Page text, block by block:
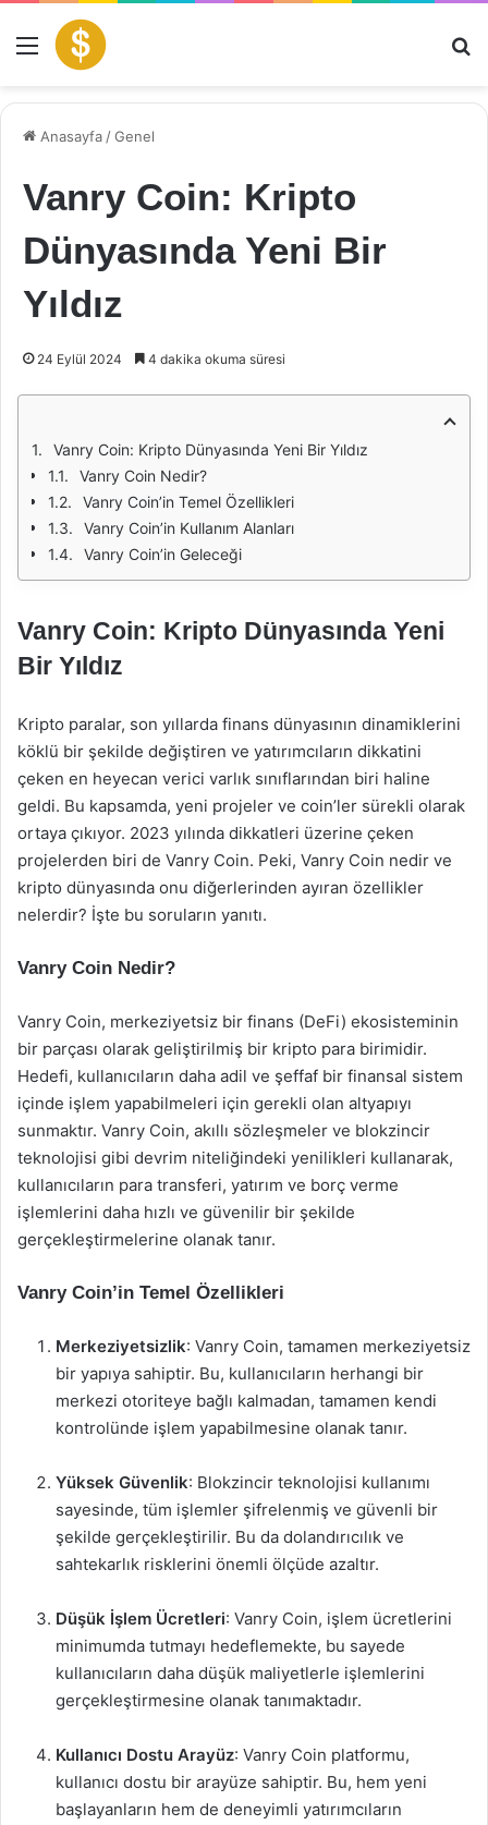
Menü
Anasayfa /Genel
Vanry Coin: Kripto
Dünyasında Yeni Bir
Yıldız
24 Eylül 2024 4 dakika okuma süresi
Vanry Coin: Kripto Dünyasında Yeni Bir Yıldız
Vanry Coin Nedir?
Vanry Coin’in Temel Özellikleri
Vanry Coin’in Kullanım Alanları
Vanry Coin’in Geleceği
Vanry Coin: Kripto Dünyasında Yeni
Bir Yıldız
Kripto paralar, son yıllarda finans dünyasının dinamiklerini
köklü bir şekilde değiştiren ve yatırımcıların dikkatini
çeken en heyecan verici varlık sınıflarından biri haline
geldi. Bu kapsamda, yeni projeler ve coin’ler sürekli olarak
ortaya çıkıyor. 2023 yılında dikkatleri üzerine çeken
projelerden biri de Vanry Coin. Peki, Vanry Coin nedir ve
kripto dünyasında onu diğerlerinden ayıran özellikler
nelerdir? İşte bu soruların yanıtı.
Vanry Coin Nedir?
Vanry Coin, merkeziyetsiz bir finans (DeFi) ekosisteminin
bir parçası olarak geliştirilmiş bir kripto para birimidir.
Hedefi, kullanıcıların daha adil ve şeffaf bir finansal sistem
içinde işlem yapabilmeleri için gerekli olan altyapıyı
sunmaktır. Vanry Coin, akıllı sözleşmeler ve blokzincir
teknolojisi gibi devrim niteliğindeki yenilikleri kullanarak,
kullanıcıların para transferi, yatırım ve borç verme
işlemlerini daha hızlı ve güvenilir bir şekilde
gerçekleştirmelerine olanak tanır.
Vanry Coin’in Temel Özellikleri
Merkeziyetsizlik: Vanry Coin, tamamen merkeziyetsiz
bir yapıya sahiptir. Bu, kullanıcıların herhangi bir
merkezi otoriteye bağlı kalmadan, tamamen kendi
kontrolünde işlem yapabilmesine olanak tanır.
Yüksek Güvenlik: Blokzincir teknolojisi kullanımı
sayesinde, tüm işlemler şifrelenmiş ve güvenli bir
şekilde gerçekleştirilir. Bu da dolandırıcılık ve
sahtekarlık risklerini önemli ölçüde azaltır.
Düşük İşlem Ücretleri: Vanry Coin, işlem ücretlerini
minimumda tutmayı hedeflemekte, bu sayede
kullanıcıların daha düşük maliyetlerle işlemlerini
gerçekleştirmesine olanak tanımaktadır.
Kullanıcı Dostu Arayüz: Vanry Coin platformu,
kullanıcı dostu bir arayüze sahiptir. Bu, hem yeni
başlayanların hem de deneyimli yatırımcıların